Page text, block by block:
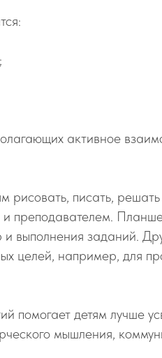
активное
рисовать, писать,
преподавателем.
выполнения заданий.
целей, например, для
помогает детям лучше
мышления,